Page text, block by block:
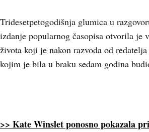
Tridesetpetogodišnja glumica u
izdanje popularnog časopisa otvorila je
života koji je nakon razvoda od redatelja
kojim je bila u braku sedam godina
>> Kate Winslet ponosno pokazala